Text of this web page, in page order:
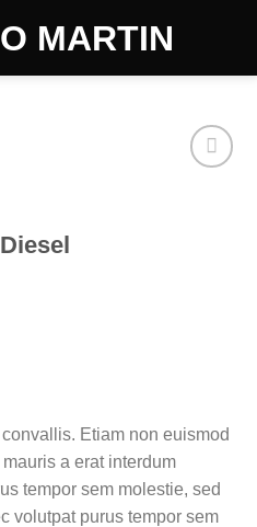
Etiam non euismod
a erat interdum
tempor sem molestie, sed
volutpat purus tempor sem